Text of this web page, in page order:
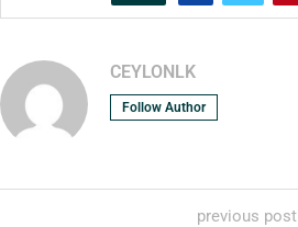
CEYLONLK
Follow Author
previous post